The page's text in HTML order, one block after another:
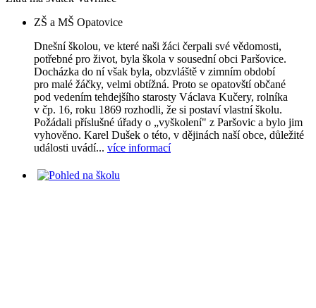
ZŠ a MŠ Opatovice
Dnešní školou, ve které naši žáci čerpali své vědomosti,
potřebné pro život, byla škola v sousední obci Paršovice.
Docházka do ní však byla, obzvláště v zimním období
pro malé žáčky, velmi obtížná. Proto se opatovští občané
pod vedením tehdejšího starosty Václava Kučery, rolníka
v čp. 16, roku 1869 rozhodli, že si postaví vlastní školu.
Požádali příslušné úřady o „vyškolení" z Paršovic a bylo jim
vyhověno. Karel Dušek o této, v dějinách naší obce, důležité
události uvádí... více informací